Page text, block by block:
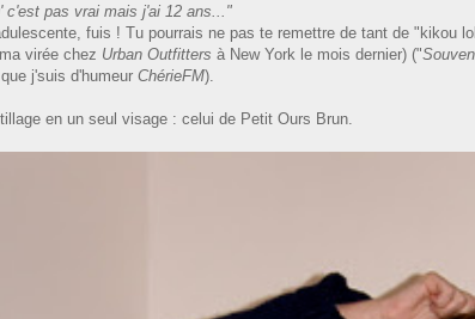
c'est pas vrai mais j'ai 12 ans..."
fuis ! Tu pourrais ne pas te remettre de tant de "kikou
virée chez Urban Outfitters à New York le mois dernier) ("
j'suis d'humeur ChérieFM).
en un seul visage : celui de Petit Ours Brun.